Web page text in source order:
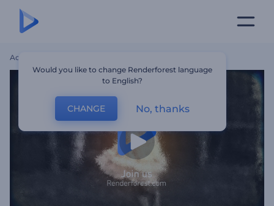
Accueil
Would you like to change Renderforest language
to English?
CHANGE No, thanks